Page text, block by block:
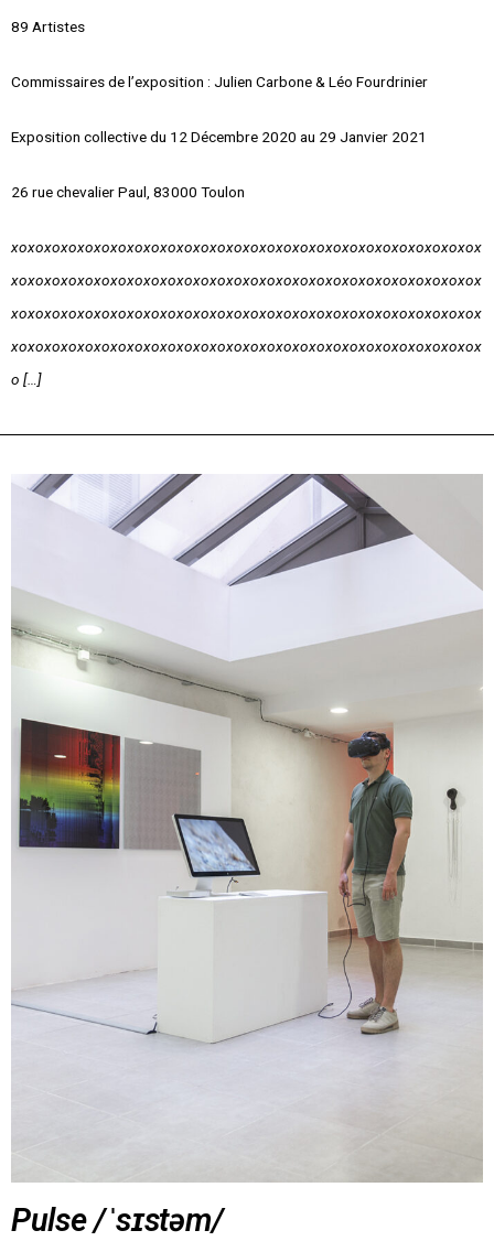
89 Artistes
Commissaires de l’exposition : Julien Carbone & Léo Fourdrinier
Exposition collective du 12 Décembre 2020 au 29 Janvier 2021
26 rue chevalier Paul, 83000 Toulon
xoxoxoxoxoxoxoxoxoxoxoxoxoxoxoxoxoxoxoxoxoxoxoxoxoxoxoxox
xoxoxoxoxoxoxoxoxoxoxoxoxoxoxoxoxoxoxoxoxoxoxoxoxoxoxoxox
xoxoxoxoxoxoxoxoxoxoxoxoxoxoxoxoxoxoxoxoxoxoxoxoxoxoxoxox
xoxoxoxoxoxoxoxoxoxoxoxoxoxoxoxoxoxoxoxoxoxoxoxoxoxoxoxox
o […]
Pulse /ˈsɪstəm/